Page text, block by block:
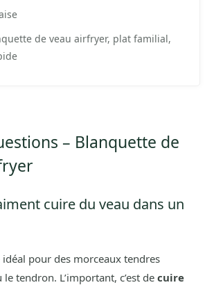
de veau airfryer, plat familial,
– Blanquette de
cuire du veau dans un
idéal pour des morceaux tendres
le tendron. L’important, c’est de cuire